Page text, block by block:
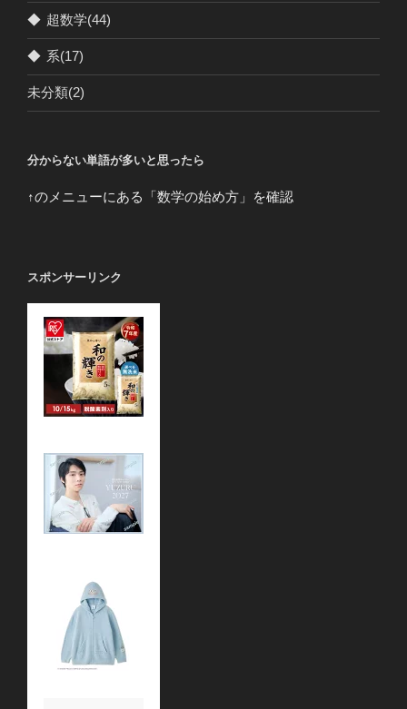
◆ 超数学(44)
◆ 系(17)
未分類(2)
分からない単語が多いと思ったら
↑のメニューにある「数学の始め方」を確認
スポンサーリンク